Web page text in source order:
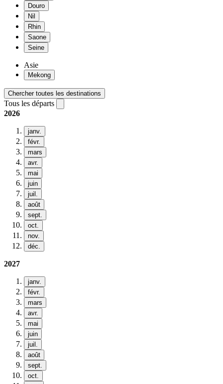
Douro
Nil
Rhin
Saone
Seine
Asie
Mekong
Chercher toutes les destinations
Tous les départs
2026
janv.
févr.
mars
avr.
mai
juin
juil.
août
sept.
oct.
nov.
déc.
2027
janv.
févr.
mars
avr.
mai
juin
juil.
août
sept.
oct.